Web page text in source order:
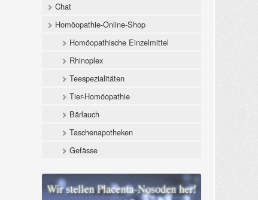
Chat
Homöopathie-Online-Shop
Homöopathische Einzelmittel
Rhinoplex
Teespezialitäten
Tier-Homöopathie
Bärlauch
Taschenapotheken
Gefässe